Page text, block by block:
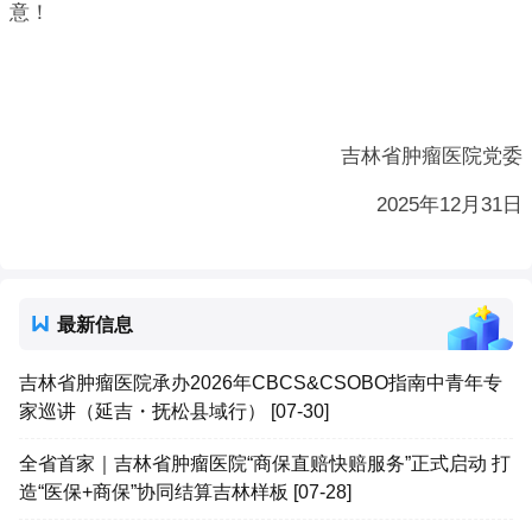
意！
吉林省肿瘤医院党委
2025年12月31日
最新信息
吉林省肿瘤医院承办2026年CBCS&CSOBO指南中青年专
家巡讲（延吉・抚松县域行） [07-30]
全省首家｜吉林省肿瘤医院“商保直赔快赔服务”正式启动 打
造“医保+商保”协同结算吉林样板 [07-28]